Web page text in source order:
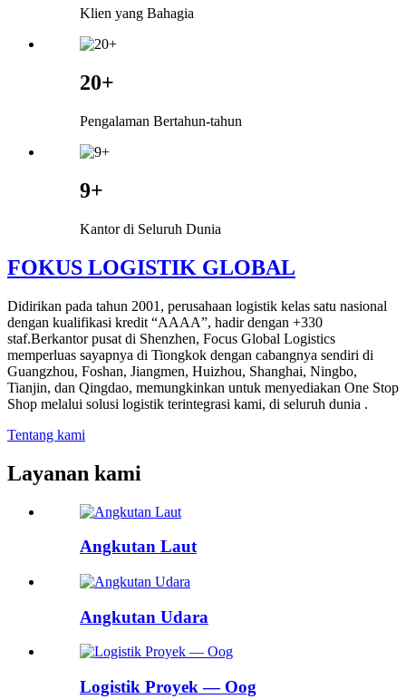
Klien yang Bahagia
20+
Pengalaman Bertahun-tahun
9+
Kantor di Seluruh Dunia
FOKUS LOGISTIK GLOBAL
Didirikan pada tahun 2001, perusahaan logistik kelas satu nasional
dengan kualifikasi kredit “AAAA”, hadir dengan +330
staf.Berkantor pusat di Shenzhen, Focus Global Logistics
memperluas sayapnya di Tiongkok dengan cabangnya sendiri di
Guangzhou, Foshan, Jiangmen, Huizhou, Shanghai, Ningbo,
Tianjin, dan Qingdao, memungkinkan untuk menyediakan One Stop
Shop melalui solusi logistik terintegrasi kami, di seluruh dunia .
Tentang kami
Layanan kami
Angkutan Laut
Angkutan Udara
Logistik Proyek — Oog